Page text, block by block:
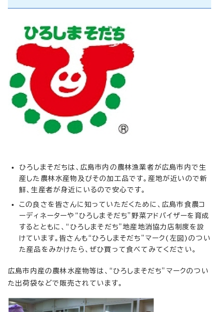
ひろしまそだちは、広島市内の農林漁業者が広島市内で生
産した農林水産物及びその加工品です。産地が近いので新
鮮、生産者が身近にいるので安心です。
この良さを皆さんに知っていただくために、広島市食農コ
ーディネーターや“ひろしまそだち”野菜アドバイザーを育成
するとともに、“ひろしまそだち”地産地消協力店制度を設
けています。皆さんも“ひろしまそだち”マーク(左図)のつい
た産品をみかけたら、ぜひ買って食べてみてください。
広島市内産の農林水産物等は、“ひろしまそだち”マークのつい
た出荷袋などで販売されています。